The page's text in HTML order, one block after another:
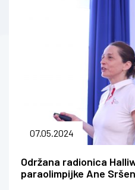
07.05.2024
Održana radionica
paraolimpijke Ane Sršen